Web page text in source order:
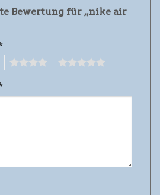
Bewertung für „nike air